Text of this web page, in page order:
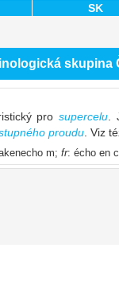
SK
pro supercelu.
proudu . Viz
m; fr: écho en